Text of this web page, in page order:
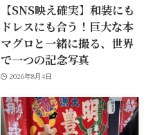
【SNS映え確実】和装にも
ドレスにも合う！巨大な本
マグロと一緒に撮る、世界
で一つの記念写真
2026年8月4日